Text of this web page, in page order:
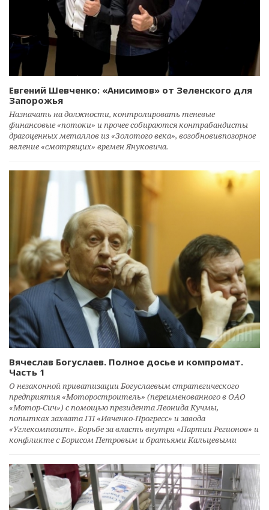
Евгений Шевченко: «Анисимов» от Зеленского для
Запорожья
Назначать на должности, контролировать теневые
финансовые «потоки» и прочее собираются контрабандисты
драгоценных металлов из «Золотого века», возобновивпозорное
явление «смотрящих» времен Януковича.
Вячеслав Богуслаев. Полное досье и компромат.
Часть 1
О незаконной приватизации Богуслаевым стратегического
предприятия «Моторостроитель» (переименованного в ОАО
«Мотор-Сич») с помощью президента Леонида Кучмы,
попытках захвата ГП «Ивченко-Прогресс» и завода
«Углекомпозит». Борьбе за власть внутри «Партии Регионов» и
конфликте с Борисом Петровым и братьями Кальцевыми